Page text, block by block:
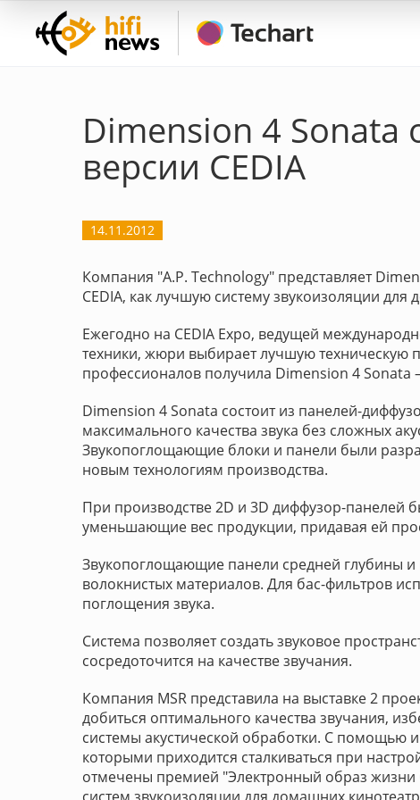
Dimension 4 Sonata
версии CEDIA
14.11.2012
Компания "A.P. Technology" представляет
CEDIA, как лучшую систему звукоизоляции для
Ежегодно на CEDIA Expo, ведущей
техники, жюри выбирает лучшую техническую
профессионалов получила Dimension 4 Sonata
Dimension 4 Sonata состоит из панелей-
максимального качества звука без сложных
Звукопоглощающие блоки и панели были
новым технологиям производства.
При производстве 2D и 3D диффузор-панелей
уменьшающие вес продукции, придавая ей
Звукопоглощающие панели средней глубины
волокнистых материалов. Для бас-фильтров
поглощения звука.
Система позволяет создать звуковое
сосредоточится на качестве звучания.
Компания MSR представила на выставке 2
добиться оптимального качества звучания,
системы акустической обработки. С помощью
которыми приходится сталкиваться при
отмечены премией "Электронный образ жизни